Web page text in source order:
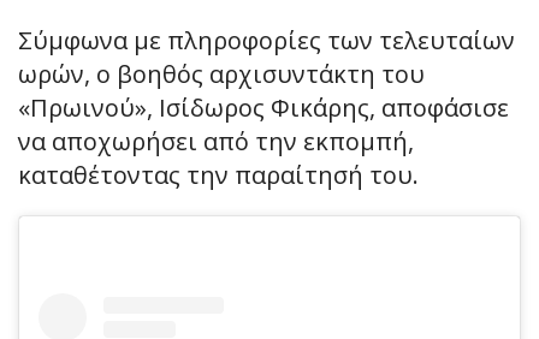
Σύμφωνα με πληροφορίες των τελευταίων
ωρών, ο βοηθός αρχισυντάκτη του
«Πρωινού», Ισίδωρος Φικάρης, αποφάσισε
να αποχωρήσει από την εκπομπή,
καταθέτοντας την παραίτησή του.